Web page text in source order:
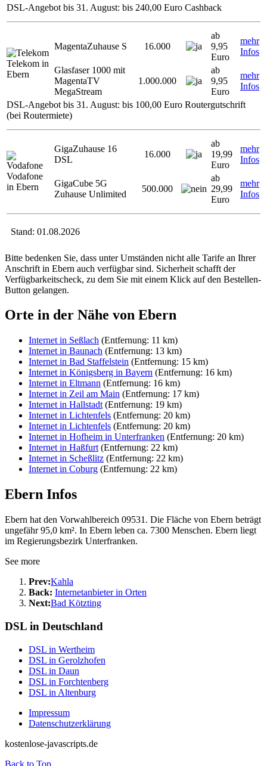
DSL-Angebot bis 31. August: bis 240,00 Euro Cashback
Telekom in
Ebern
MagentaZuhause S 16.000
ab
9,95
Euro
mehr
Infos
Glasfaser 1000 mit
MagentaTV
MegaStream
1.000.000
ab
9,95
Euro
mehr
Infos
DSL-Angebot bis 31. August: bis 100,00 Euro Routergutschrift
(bei Routermiete)
Vodafone
in Ebern
GigaZuhause 16
DSL
16.000
ab
19,99
Euro
mehr
Infos
GigaCube 5G
Zuhause Unlimited
500.000
ab
29,99
Euro
mehr
Infos
Stand: 01.08.2026
Bitte bedenken Sie, dass unter Umständen nicht alle Tarife an Ihrer
Anschrift in Ebern auch verfügbar sind. Sicherheit schafft der
Verfügbarkeitscheck, zu dem Sie mit einem Klick auf den Bestellen-
Button gelangen.
Orte in der Nähe von Ebern
Internet in Seßlach (Entfernung: 11 km)
Internet in Baunach (Entfernung: 13 km)
Internet in Bad Staffelstein (Entfernung: 15 km)
Internet in Königsberg in Bayern (Entfernung: 16 km)
Internet in Eltmann (Entfernung: 16 km)
Internet in Zeil am Main (Entfernung: 17 km)
Internet in Hallstadt (Entfernung: 19 km)
Internet in Lichtenfels (Entfernung: 20 km)
Internet in Lichtenfels (Entfernung: 20 km)
Internet in Hofheim in Unterfranken (Entfernung: 20 km)
Internet in Haßfurt (Entfernung: 22 km)
Internet in Scheßlitz (Entfernung: 22 km)
Internet in Coburg (Entfernung: 22 km)
Ebern Infos
Ebern hat den Vorwahlbereich 09531. Die Fläche von Ebern beträgt
ungefähr 95,0 km². In Ebern leben ca. 7300 Menschen. Ebern liegt
im Regierungsbezirk Unterfranken.
See more
Prev:Kahla
Back: Internetanbieter in Orten
Next:Bad Kötzting
DSL in Deutschland
DSL in Wertheim
DSL in Gerolzhofen
DSL in Daun
DSL in Forchtenberg
DSL in Altenburg
Impressum
Datenschutzerklärung
kostenlose-javascripts.de
Back to Top